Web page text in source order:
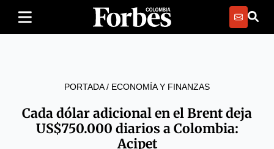
PORTADA/ ECONOMÍA Y FINANZAS
Cada dólar adicional en el Brent deja
US$750.000 diarios a Colombia:
Acipet